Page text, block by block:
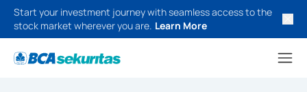
Start your investment journey with seamless access to the
stock market wherever you are. Learn More